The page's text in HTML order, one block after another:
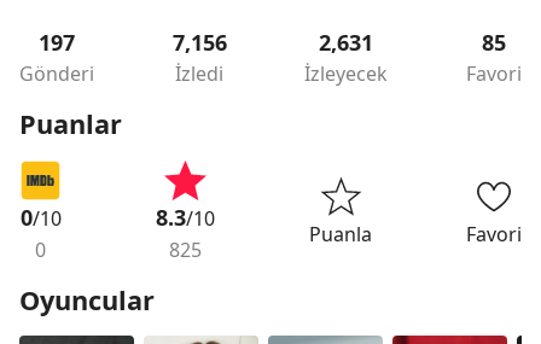
197
Gönderi
7,156
İzledi
2,631
İzleyecek
85
Favori
Puanlar
0/10
0
8.3/10
825
Puanla Favori
Oyuncular